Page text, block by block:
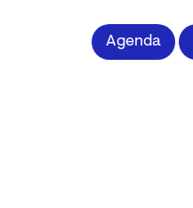
impriméeAgenda